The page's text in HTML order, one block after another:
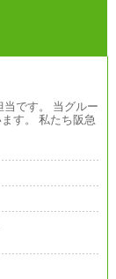
です。 当グルー
す。 私たち阪急